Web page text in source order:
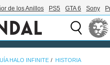
de los Anillos PS5 GTA 6 Sony
HALO INFINITE HISTORIA